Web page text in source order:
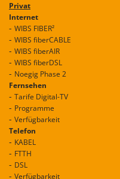
Privat
Internet
WIBS FIBER²
WIBS fiberCABLE
WIBS fiberAIR
WIBS fiberDSL
Noegig Phase 2
Fernsehen
Tarife Digital-TV
Programme
Verfügbarkeit
Telefon
KABEL
FTTH
DSL
Verfügbarkeit